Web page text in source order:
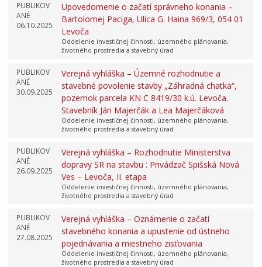
PUBLIKOV
ANÉ
06.10.2025
Upovedomenie o začatí správneho konania –
Bartolomej Paciga, Ulica G. Haina 969/3, 054 01
Levoča
Oddelenie investičnej činnosti, územného plánovania,
životného prostredia a stavebný úrad
PUBLIKOV
ANÉ
30.09.2025
Verejná vyhláška – Územné rozhodnutie a
stavebné povolenie stavby „Záhradná chatka“,
pozemok parcela KN C 8419/30 k.ú. Levoča.
Stavebník Ján Majerčák a Lea Majerčáková
Oddelenie investičnej činnosti, územného plánovania,
životného prostredia a stavebný úrad
PUBLIKOV
ANÉ
26.09.2025
Verejná vyhláška – Rozhodnutie Ministerstva
dopravy SR na stavbu : Privádzač Spišská Nová
Ves – Levoča, II. etapa
Oddelenie investičnej činnosti, územného plánovania,
životného prostredia a stavebný úrad
PUBLIKOV
ANÉ
27.08.2025
Verejná vyhláška – Oznámenie o začatí
stavebného konania a upustenie od ústneho
pojednávania a miestneho zisťovania
Oddelenie investičnej činnosti, územného plánovania,
životného prostredia a stavebný úrad